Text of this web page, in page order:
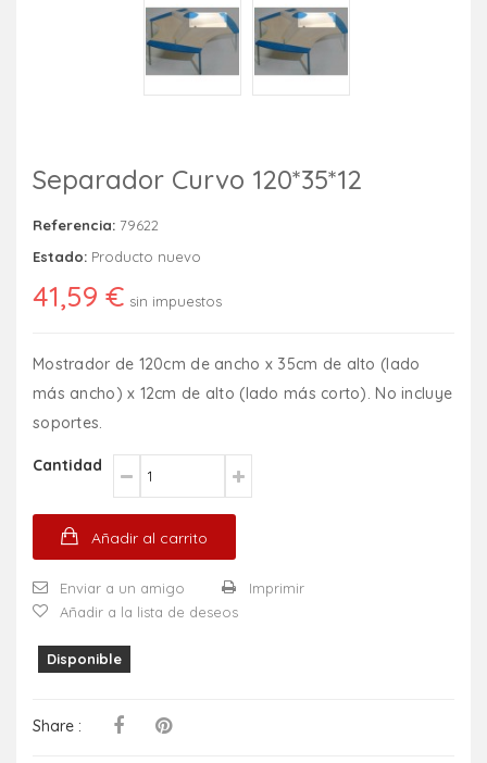
Separador Curvo 120*35*12
Referencia: 79622
Estado: Producto nuevo
41,59 € sin impuestos
Mostrador de 120cm de ancho x 35cm de alto (lado
más ancho) x 12cm de alto (lado más corto). No incluye
soportes.
Cantidad
Añadir al carrito
Enviar a un amigo
Imprimir
Añadir a la lista de deseos
Disponible
Share :